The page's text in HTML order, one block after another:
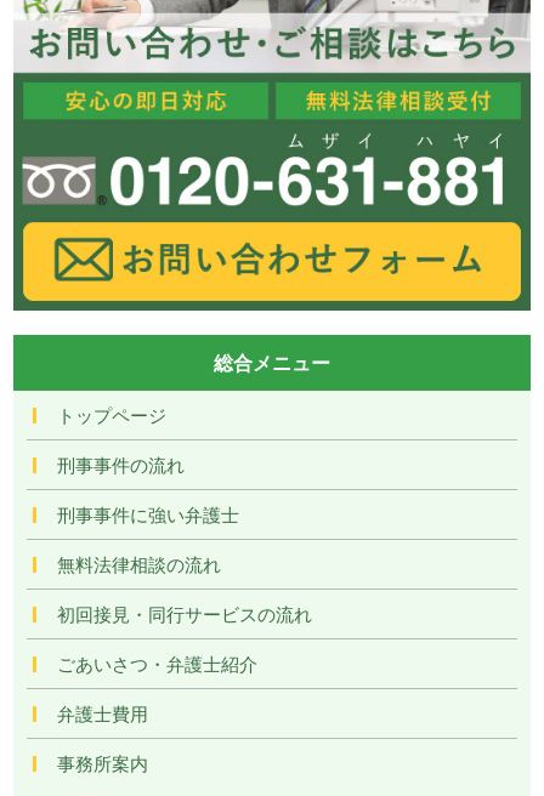
総合メニュー
トップページ
刑事事件の流れ
刑事事件に強い弁護士
無料法律相談の流れ
初回接見・同行サービスの流れ
ごあいさつ・弁護士紹介
弁護士費用
事務所案内